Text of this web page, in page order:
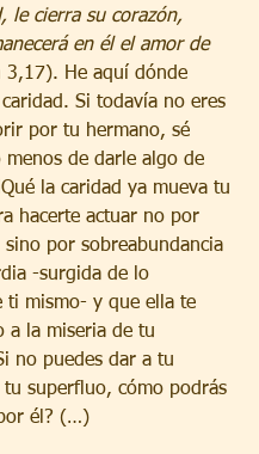
le cierra su corazón,
en él el amor de
3,17). He aquí dónde
Si todavía no eres
por tu hermano, sé
menos de darle algo de
la caridad ya mueva tu
hacerte actuar no por
sino por sobreabundancia
-surgida de lo
ti mismo- y que ella te
a la miseria de tu
no puedes dar a tu
tu superfluo, cómo podrás
él? (…)